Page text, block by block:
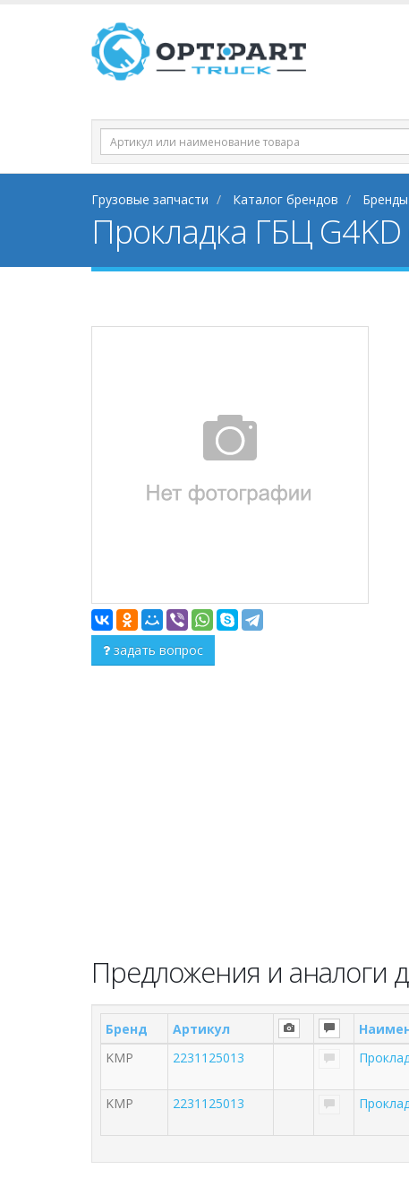
Грузовые запчасти Каталог брендов
Прокладка ГБЦ
задать вопрос
Предложения и аналоги
Бренд Артикул
KMP
2231125013
KMP 2231125013